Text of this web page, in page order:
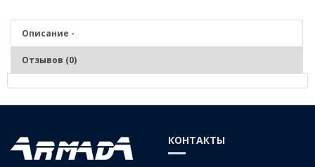
Описание -
Отзывов (0)
Серия:
Средняя
Материал:
КОНТАКТЫ